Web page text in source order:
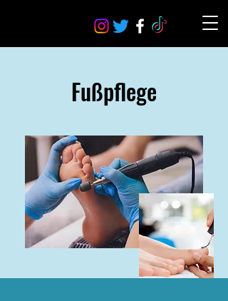
Fußpflege